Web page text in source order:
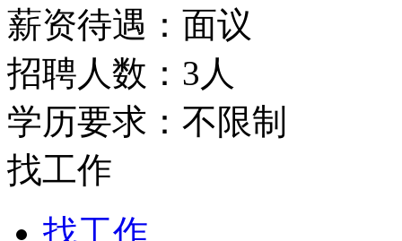
薪资待遇：面议
招聘人数：3人
学历要求：不限制
找工作
找工作